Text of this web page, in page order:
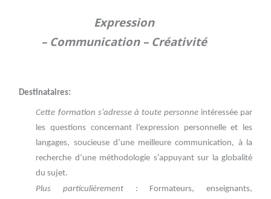
Expression
– Communication – Créativité
Destinataires:
Cette formation s’adresse à toute personne intéressée par
les questions concernant l’expression personnelle et les
langages, soucieuse d’une meilleure communication, à la
recherche d’une méthodologie s’appuyant sur la globalité
du sujet.
Plus particulièrement : Formateurs, enseignants,